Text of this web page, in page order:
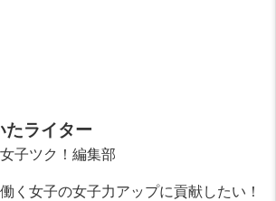
たライター
女子ツク！編集部
働く女子の女子力アップに貢献したい！